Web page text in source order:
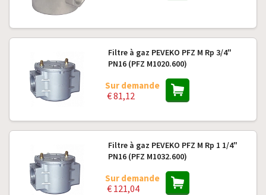
Filtre à gaz PEVEKO PFZ M Rp 3/4"
PN16 (PFZ M1020.600)
Sur demande
€ 81,12
Filtre à gaz PEVEKO PFZ M Rp 1 1/4"
PN16 (PFZ M1032.600)
Sur demande
€ 121,04